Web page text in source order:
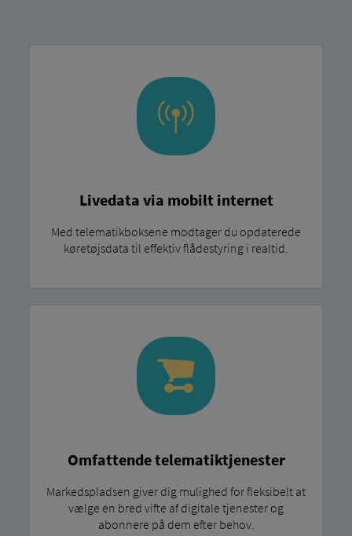
Livedata via mobilt internet
Med telematikboksene modtager du opdaterede
køretøjsdata til effektiv flådestyring i realtid.
Omfattende telematiktjenester
Markedspladsen giver dig mulighed for fleksibelt at
vælge en bred vifte af digitale tjenester og
abonnere på dem efter behov.